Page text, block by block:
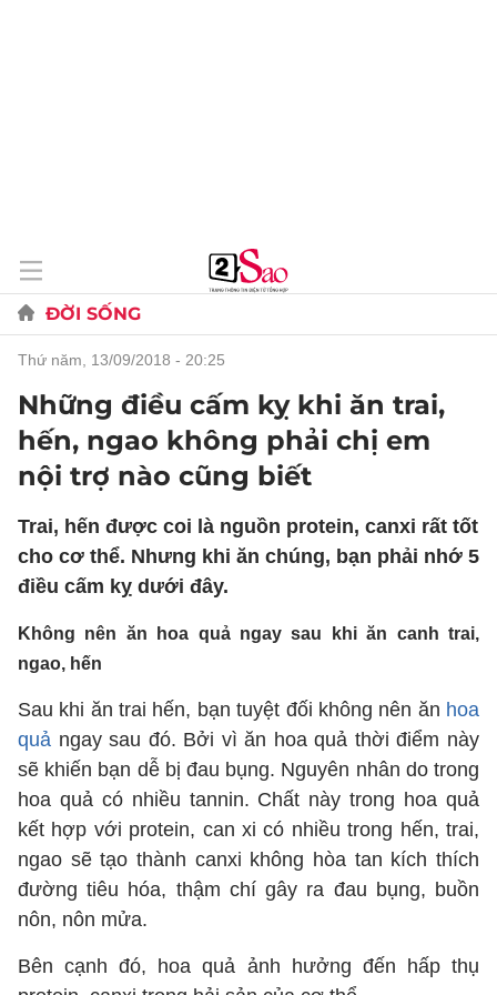
ĐỜI SỐNG
thứ năm, 13/09/2018 - 20:25
Những điều cấm kỵ khi ăn trai,
hến, ngao không phải chị em
nội trợ nào cũng biết
Trai, hến được coi là nguồn protein, canxi rất tốt
cho cơ thể. Nhưng khi ăn chúng, bạn phải nhớ 5
điều cấm kỵ dưới đây.
Không nên ăn hoa quả ngay sau khi ăn canh trai,
ngao, hến
Sau khi ăn trai hến, bạn tuyệt đối không nên ăn hoa
quả ngay sau đó. Bởi vì ăn hoa quả thời điểm này
sẽ khiến bạn dễ bị đau bụng. Nguyên nhân do trong
hoa quả có nhiều tannin. Chất này trong hoa quả
kết hợp với protein, can xi có nhiều trong hến, trai,
ngao sẽ tạo thành canxi không hòa tan kích thích
đường tiêu hóa, thậm chí gây ra đau bụng, buồn
nôn, nôn mửa.
Bên cạnh đó, hoa quả ảnh hưởng đến hấp thụ